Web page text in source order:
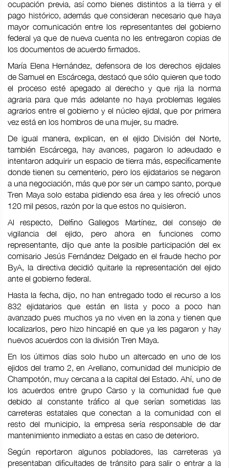
ocupación previa, así como bienes distintos a la tierra y el
pago histórico, además que consideran necesario que haya
mayor comunicación entre los representantes del gobierno
federal ya que de nueva cuenta no les entregaron copias de
los documentos de acuerdo firmados.
María Elena Hernández, defensora de los derechos ejidales
de Samuel en Escárcega, destacó que sólo quieren que todo
el proceso esté apegado al derecho y que rija la norma
agraria para que más adelante no haya problemas legales
agrarios entre el gobierno y el núcleo ejidal, que por primera
vez está en los hombros de una mujer, su madre.
De igual manera, explican, en el ejido División del Norte,
también Escárcega, hay avances, pagaron lo adeudado e
intentaron adquirir un espacio de tierra más, específicamente
donde tienen su cementerio, pero los ejidatarios se negaron
a una negociación, más que por ser un campo santo, porque
Tren Maya solo estaba pidiendo esa área y les ofreció unos
120 mil pesos, razón por la que estos no quisieron.
Al respecto, Delfino Gallegos Martínez, del consejo de
vigilancia del ejido, pero ahora en funciones como
representante, dijo que ante la posible participación del ex
comisario Jesús Fernández Delgado en el fraude hecho por
ByA, la directiva decidió quitarle la representación del ejido
ante el gobierno federal.
Hasta la fecha, dijo, no han entregado todo el recurso a los
832 ejidatarios que están en lista y poco a poco han
avanzado pues muchos ya no viven en la zona y tienen que
localizarlos, pero hizo hincapié en que ya les pagaron y hay
nuevos acuerdos con la división Tren Maya.
En los últimos días solo hubo un altercado en uno de los
ejidos del tramo 2, en Arellano, comunidad del municipio de
Champotón, muy cercana a la capital del Estado. Ahí, uno de
los acuerdos entre grupo Carso y la comunidad fue que
debido al constante tráfico al que serían sometidas las
carreteras estatales que conectan a la comunidad con el
resto del municipio, la empresa sería responsable de dar
mantenimiento inmediato a estas en caso de deterioro.
Según reportaron algunos pobladores, las carreteras ya
presentaban dificultades de tránsito para salir o entrar a la